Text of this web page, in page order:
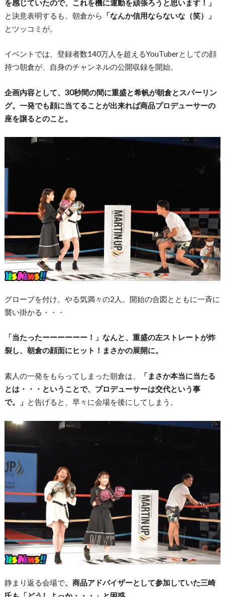
を感じていたので、これを機に運動を頑張ろうと思います！」
と決意表明するも、朝倉から
「なんか信用ならないな（笑）」
とツッコミが。
イベントでは、登録者数140万人を超えるYouTuberとしての顔
持つ朝倉が、自身のチャンネルの公開収録を開始。
企画内容として、30秒間の間に重盛と希帆が朝倉とスパーリン
グ。一発でも顔に当てることが出来れば商品プロデューサーの
座を譲るとのこと。
グローブを付け、やる気満々の2人。開始の合図とともに一斉に
襲い掛かる・・・
「当たったーーーーーー！」なんと、重盛の左ストレートが炸
裂し、朝倉の顔面にヒット！まさかの展開に。
素人の一発をもらってしまった朝倉は、
「まさか本当に当たる
とは・・・ということで、プロデューサーは交代という事
で。」 と告げると、早々に会場を後にしてしまう。
静まり返る会場で、商品アドバイザーとして参加していた三崎